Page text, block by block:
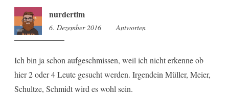
nurdertim
6. Dezember 2016 12:53
Antworten
Ich bin ja schon aufgeschmissen, weil ich nicht erkenne ob
hier 2 oder 4 Leute gesucht werden. Irgendein Müller, Meier,
Schultze, Schmidt wird es wohl sein.